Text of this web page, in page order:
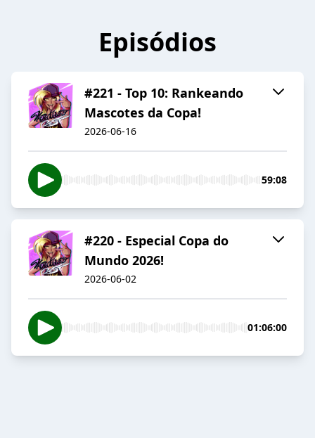
Episódios
#221 - Top 10: Rankeando
Mascotes da Copa!
2026-06-16
59:08
#220 - Especial Copa do
Mundo 2026!
2026-06-02
01:06:00